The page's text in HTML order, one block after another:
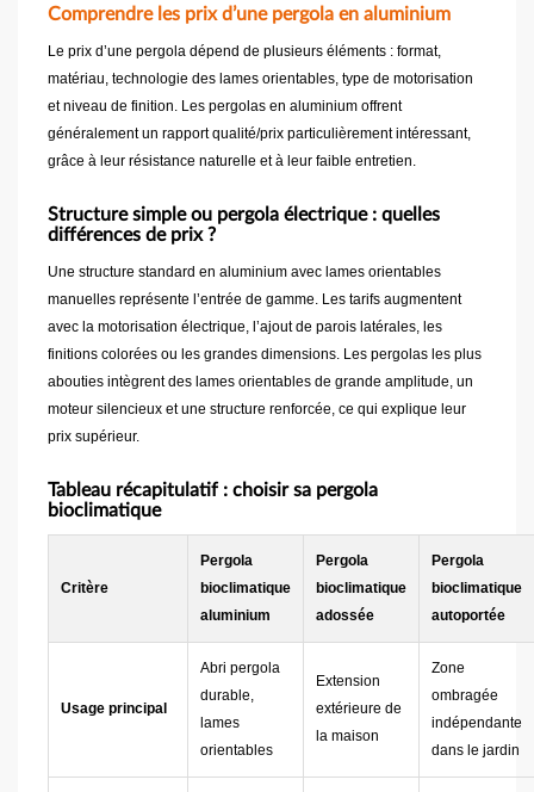
Comprendre les prix d’une pergola en aluminium
Le prix d’une pergola dépend de plusieurs éléments : format,
matériau, technologie des lames orientables, type de motorisation
et niveau de finition. Les pergolas en aluminium offrent
généralement un rapport qualité/prix particulièrement intéressant,
grâce à leur résistance naturelle et à leur faible entretien.
Structure simple ou pergola électrique : quelles
différences de prix ?
Une structure standard en aluminium avec lames orientables
manuelles représente l’entrée de gamme. Les tarifs augmentent
avec la motorisation électrique, l’ajout de parois latérales, les
finitions colorées ou les grandes dimensions. Les pergolas les plus
abouties intègrent des lames orientables de grande amplitude, un
moteur silencieux et une structure renforcée, ce qui explique leur
prix supérieur.
Tableau récapitulatif : choisir sa pergola
bioclimatique
Critère
Pergola
bioclimatique
aluminium
Pergola
bioclimatique
adossée
Pergola
bioclimatique
autoportée
Usage principal
Abri pergola
durable,
lames
orientables
Extension
extérieure de
la maison
Zone
ombragée
indépendante
dans le jardin